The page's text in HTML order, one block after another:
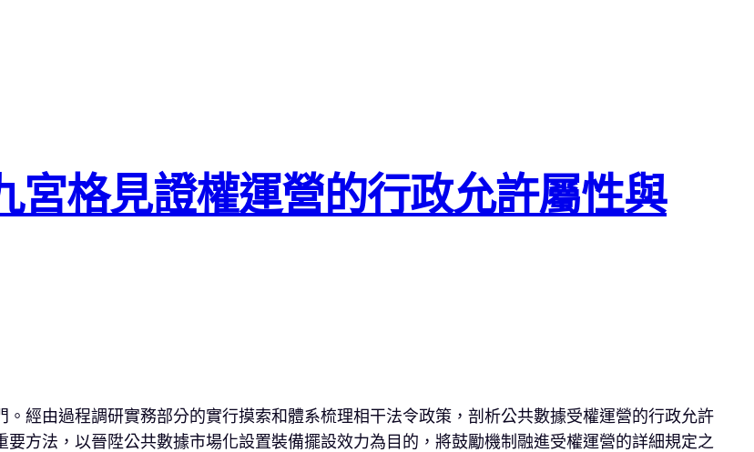
宮格見證權運營的行政允許屬性與
經由過程調研實務部分的實行摸索和體系梳理相干法令政策，剖析公共數據受權運營的行政允許
方法，以晉陞公共數據市場化設置裝備擺設效力為目的，將鼓勵機制融進受權運營的詳細規定之